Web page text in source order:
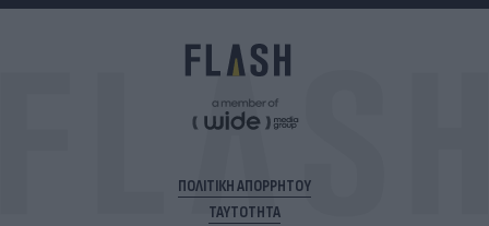
ΠΟΛΙΤΙΚΗ ΑΠΟΡΡΗΤΟΥ
ΤΑΥΤΟΤΗΤΑ